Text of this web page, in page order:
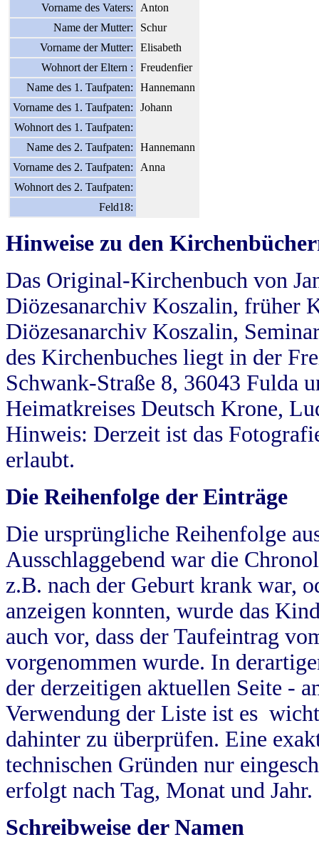
Vorname des Vaters:
Anton
Name der Mutter:
Schur
Vorname der Mutter:
Elisabeth
Wohnort der Eltern :
Freudenfier
Name des 1. Taufpaten:
Hannemann
Vorname des 1. Taufpaten:
Johann
Wohnort des 1. Taufpaten:
Name des 2. Taufpaten:
Hannemann
Vorname des 2. Taufpaten:
Anna
Wohnort des 2. Taufpaten:
Feld18:
Hinweise zu den
Das Original-Kirchenbuch von
Diözesanarchiv Koszalin, früher
Diözesanarchiv Koszalin,
des Kirchenbuches liegt in der
Schwank-Straße 8, 36043 Fulda
Heimatkreises Deutsch Krone,
Hinweis: Derzeit ist das
erlaubt.
Die Reihenfolge der Einträge
Die ursprüngliche Reihenfolge
Ausschlaggebend war die
z.B. nach der Geburt krank war,
anzeigen konnten, wurde das
auch vor, dass der Taufeintrag
vorgenommen wurde. In
der derzeitigen aktuellen Seite -
Verwendung der Liste ist es
dahinter zu überprüfen. Eine
technischen Gründen nur
erfolgt nach Tag, Monat und Jahr.
Schreibweise der Namen